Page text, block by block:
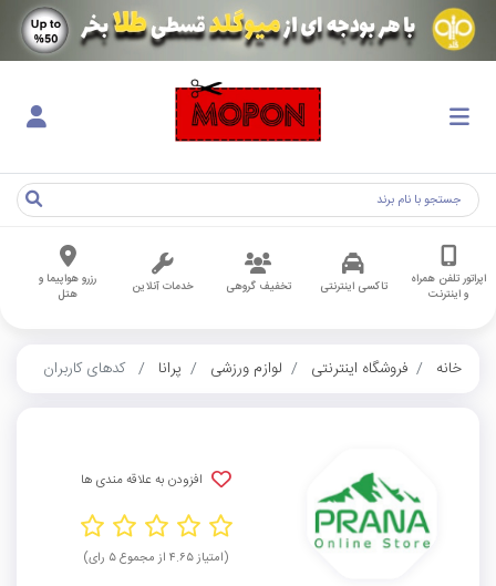
اپراتور تلفن همراه
و اینترنت
تاکسی اینترنتی تخفیف گروهی خدمات آنلاین
رزرو هواپیما و
هتل
خانه فروشگاه اینترنتی لوازم ورزشی پرانا کدهای کاربران
افزودن به علاقه مندی ها
(امتیاز ۴.۶۵ از مجموع ۵ رای)